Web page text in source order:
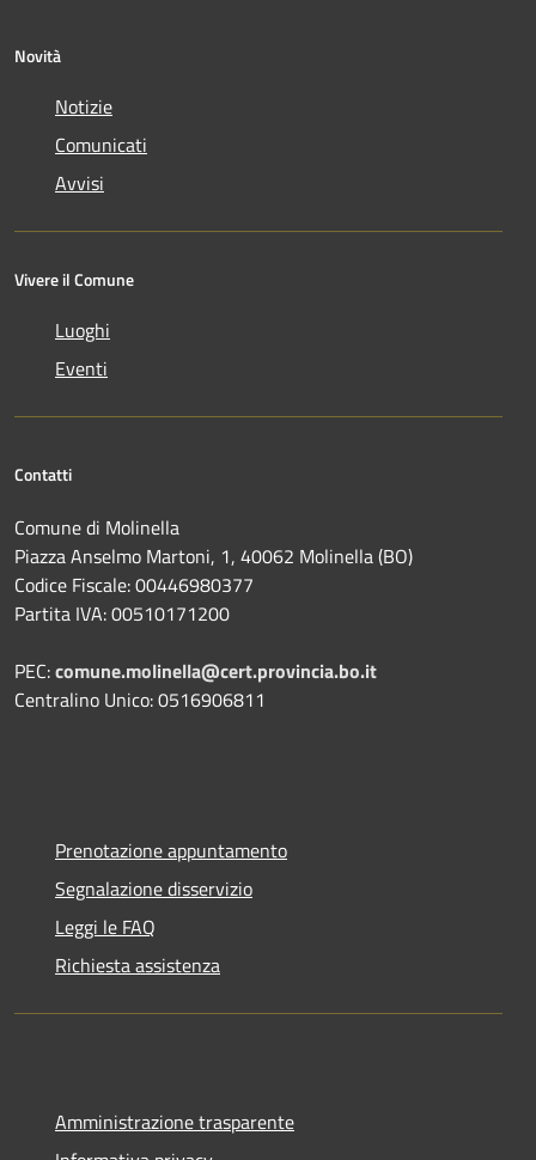
Novità
Notizie
Comunicati
Avvisi
Vivere il Comune
Luoghi
Eventi
Contatti
Comune di Molinella
Piazza Anselmo Martoni, 1, 40062 Molinella (BO)
Codice Fiscale: 00446980377
Partita IVA: 00510171200
PEC:comune.molinella@cert.provincia.bo.it
Centralino Unico: 0516906811
Prenotazione appuntamento
Segnalazione disservizio
Leggi le FAQ
Richiesta assistenza
Amministrazione trasparente